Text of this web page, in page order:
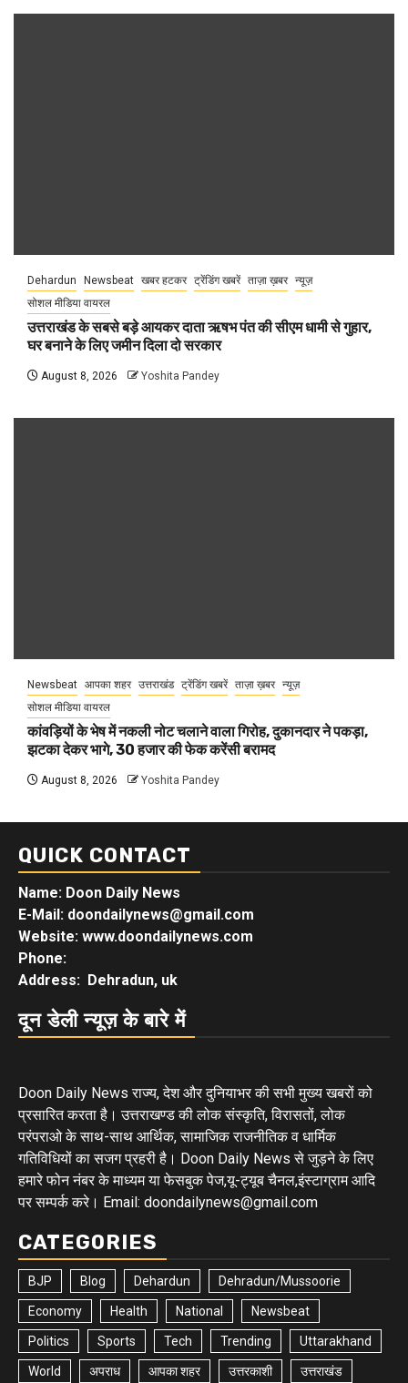
Dehardun Newsbeat खबर हटकर ट्रेंडिंग खबरें ताज़ा ख़बर न्यूज़
सोशल मीडिया वायरल
उत्तराखंड के सबसे बड़े आयकर दाता ऋषभ पंत की सीएम धामी से गुहार,
घर बनाने के लिए जमीन दिला दो सरकार
August 8, 2026 Yoshita Pandey
Newsbeat आपका शहर उत्तराखंड ट्रेंडिंग खबरें ताज़ा ख़बर न्यूज़
सोशल मीडिया वायरल
कांवड़ियों के भेष में नकली नोट चलाने वाला गिरोह, दुकानदार ने पकड़ा,
झटका देकर भागे, 30 हजार की फेक करेंसी बरामद
August 8, 2026 Yoshita Pandey
QUICK CONTACT
Name: Doon Daily News
E-Mail: doondailynews@gmail.com
Website: www.doondailynews.com
Phone:
Address: Dehradun, uk
दून डेली न्यूज़ के बारे में
Doon Daily News राज्य, देश और दुनियाभर की सभी मुख्य खबरों को
प्रसारित करता है। उत्तराखण्ड की लोक संस्कृति, विरासतों, लोक
परंपराओ के साथ-साथ आर्थिक, सामाजिक राजनीतिक व धार्मिक
गतिविधियों का सजग प्रहरी है। Doon Daily News से जुड़ने के लिए
हमारे फोन नंबर के माध्यम या फेसबुक पेज,यू-ट्यूब चैनल,इंस्टाग्राम आदि
पर सम्पर्क करे। Email: doondailynews@gmail.com
CATEGORIES
BJP Blog Dehardun Dehradun/Mussoorie
Economy Health National Newsbeat
Politics Sports Tech Trending Uttarakhand
World अपराध आपका शहर उत्तरकाशी उत्तराखंड